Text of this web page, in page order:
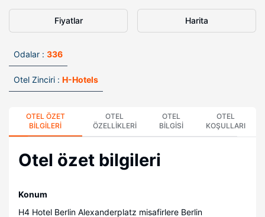
Fiyatlar Harita
Odalar : 336
Otel Zinciri : H-Hotels
OTEL ÖZET
BILGILERI
OTEL
ÖZELLIKLERI
OTEL
BILGISI
OTEL
KOŞULLARI
Otel özet bilgileri
Konum
H4 Hotel Berlin Alexanderplatz misafirlere Berlin